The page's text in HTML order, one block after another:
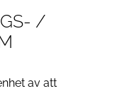
/
av att